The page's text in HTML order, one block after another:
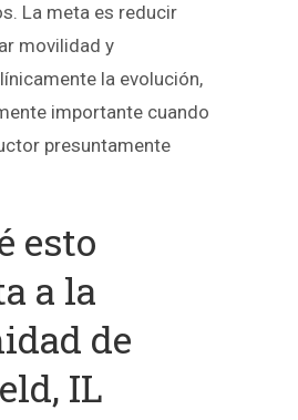
La meta es reducir
movilidad y
la evolución,
importante cuando
presuntamente
esto
a la
de
IL